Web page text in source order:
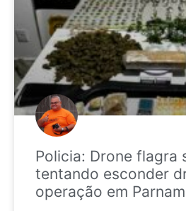
Policia: Drone flagra
tentando esconder
operação em